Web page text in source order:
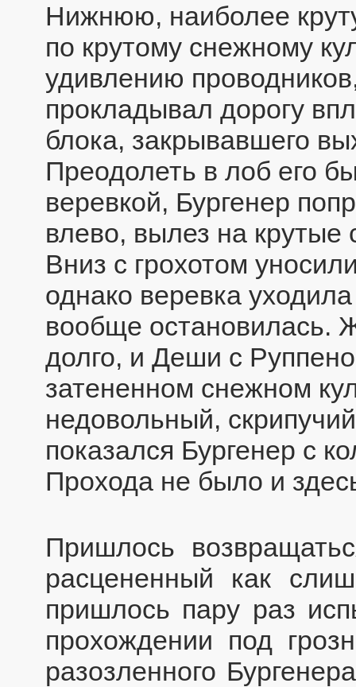
Нижнюю, наиболее
по крутому снежному
удивлению
прокладывал дорогу
блока, закрывавшего
Преодолеть в лоб его
веревкой, Бургенер
влево, вылез на крутые
Вниз с грохотом
однако веревка
вообще остановилась.
долго, и Деши с
затененном снежном
недовольный,
показался Бургенер с
Прохода не было и
Пришлось
расцененный как
пришлось пару раз
прохождении под
разозленного